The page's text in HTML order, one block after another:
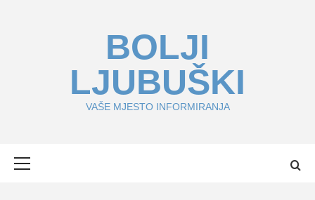
BOLJI
LJUBUŠKI
VAŠE MJESTO INFORMIRANJA